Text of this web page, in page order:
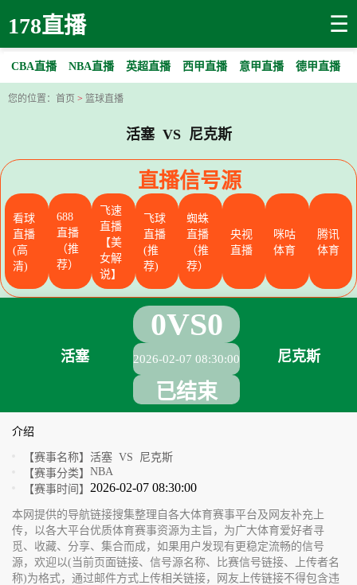
178直播 ☰
CBA直播 NBA直播 英超直播 西甲直播 意甲直播 德甲直播
您的位置： 首页 > 篮球直播
活塞 VS 尼克斯
直播信号源
看球
直播
(高
清)
688
直播
（推
荐）
飞速
直播
【美
女解
说】
飞球
直播
(推
荐)
蜘蛛
直播
（推
荐）
央视
直播
咪咕
体育
腾讯
体育
活塞
0VS0
2026-02-07 08:30:00
已结束
尼克斯
介绍
【赛事名称】 活塞 VS 尼克斯
【赛事分类】 NBA
【赛事时间】 2026-02-07 08:30:00
本网提供的导航链接搜集整理自各大体育赛事平台及网友补充上
传，以各大平台优质体育赛事资源为主旨，为广大体育爱好者寻
觅、收藏、分享、集合而成，如果用户发现有更稳定流畅的信号
源，欢迎以(当前页面链接、信号源名称、比赛信号链接、上传者名
称)为格式，通过邮件方式上传相关链接，网友上传链接不得包含违